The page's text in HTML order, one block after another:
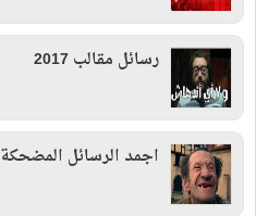
رسائل مقالب 2017
اجمد الرسائل المضحكة